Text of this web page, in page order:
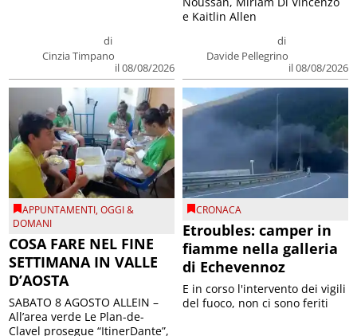
di
Cinzia Timpano
il 08/08/2026
di
Davide Pellegrino
il 08/08/2026
e Kaitlin Allen
APPUNTAMENTI,OGGI &
DOMANI
COSA FARE NEL FINE
SETTIMANA IN VALLE
D’AOSTA
SABATO 8 AGOSTO ALLEIN –
All’area verde Le Plan-de-
Clavel prosegue “ItinerDante”,
CRONACA
Etroubles: camper in
fiamme nella galleria
di Echevennoz
E in corso l'intervento dei vigili
del fuoco, non ci sono feriti